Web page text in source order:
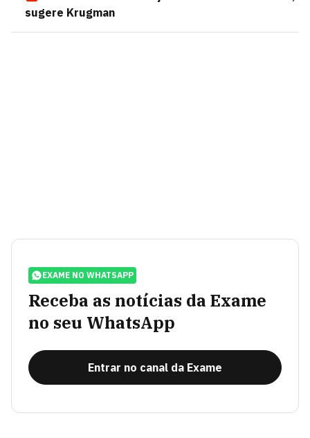
sugere Krugman
EXAME NO WHATSAPP
Receba as notícias da Exame
no seu WhatsApp
Entrar no canal da Exame